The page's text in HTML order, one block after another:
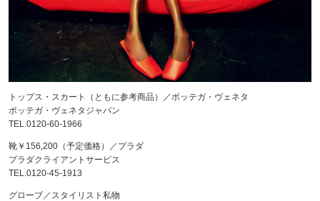
トップス・スカート（ともに参考商品）／ボッテガ・ヴェネタ
ボッテガ・ヴェネタジャパン
TEL.0120-60-1966
靴￥156,200（予定価格）／プラダ
プラダクライアントサービス
TEL.0120-45-1913
グローブ／スタイリスト私物